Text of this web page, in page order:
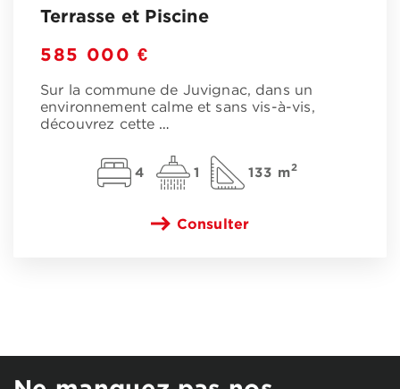
Terrasse et Piscine
585 000 €
Sur la commune de Juvignac, dans un
environnement calme et sans vis-à-vis,
découvrez cette …
4 1 133 m2
Consulter